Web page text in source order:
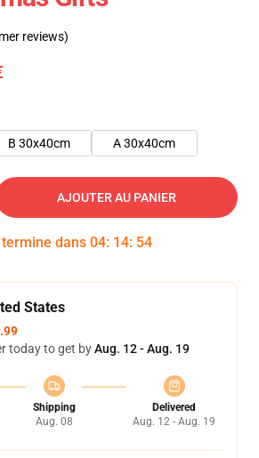
reviews)
B 30x40cm A 30x40cm
AJOUTER AU PANIER
dans 04: 14: 53
States
today to get byAug. 12 - Aug. 19
Shipping
Aug. 08
Delivered
Aug. 12 - Aug. 19